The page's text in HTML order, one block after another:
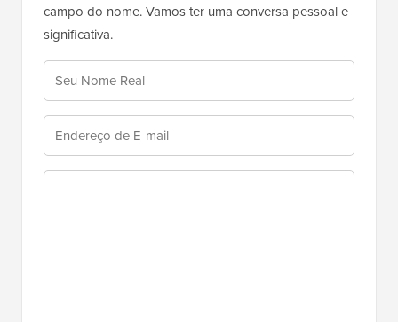
campo do nome. Vamos ter uma conversa pessoal e
significativa.